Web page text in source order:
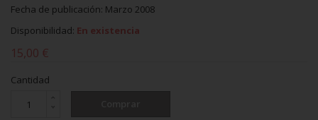
Fecha de publicación: Marzo 2008
Disponibilidad: En existencia
15,00 €
Cantidad